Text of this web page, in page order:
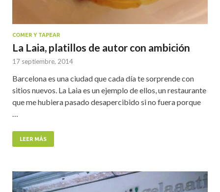
COMER Y TAPEAR
La Laia, platillos de autor con ambición
17 septiembre, 2014
Barcelona es una ciudad que cada día te sorprende con
sitios nuevos. La Laia es un ejemplo de ellos, un restaurante
que me hubiera pasado desapercibido si no fuera porque
LEER MÁS